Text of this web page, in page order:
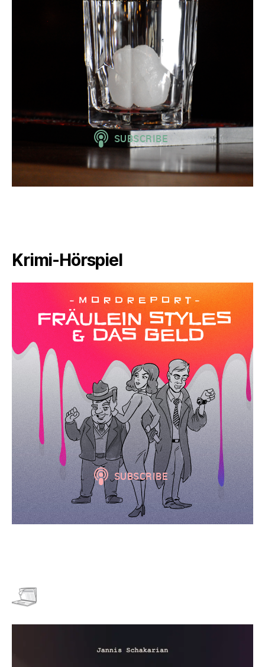
Krimi-Hörspiel